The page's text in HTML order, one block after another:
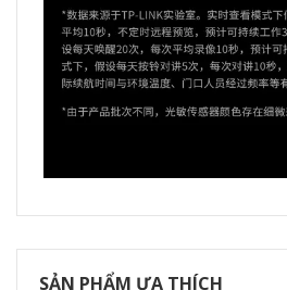
SẢN PHẨM ƯA THÍCH